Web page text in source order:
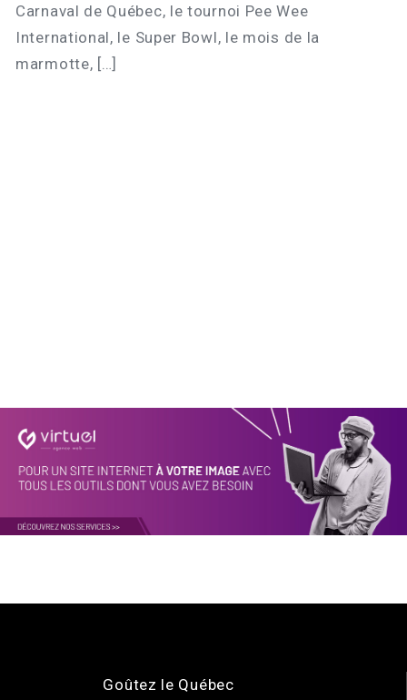
Carnaval de Québec, le tournoi Pee Wee
International, le Super Bowl, le mois de la
marmotte, […]
Goûtez le Québec